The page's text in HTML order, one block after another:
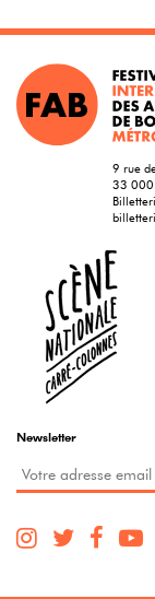
9 rue
33 000
Newsletter